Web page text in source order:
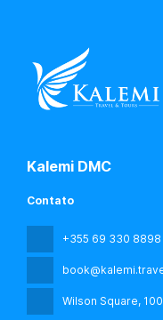
Kalemi DMC
Contato
+355 69 330 8898
Wilson Square,